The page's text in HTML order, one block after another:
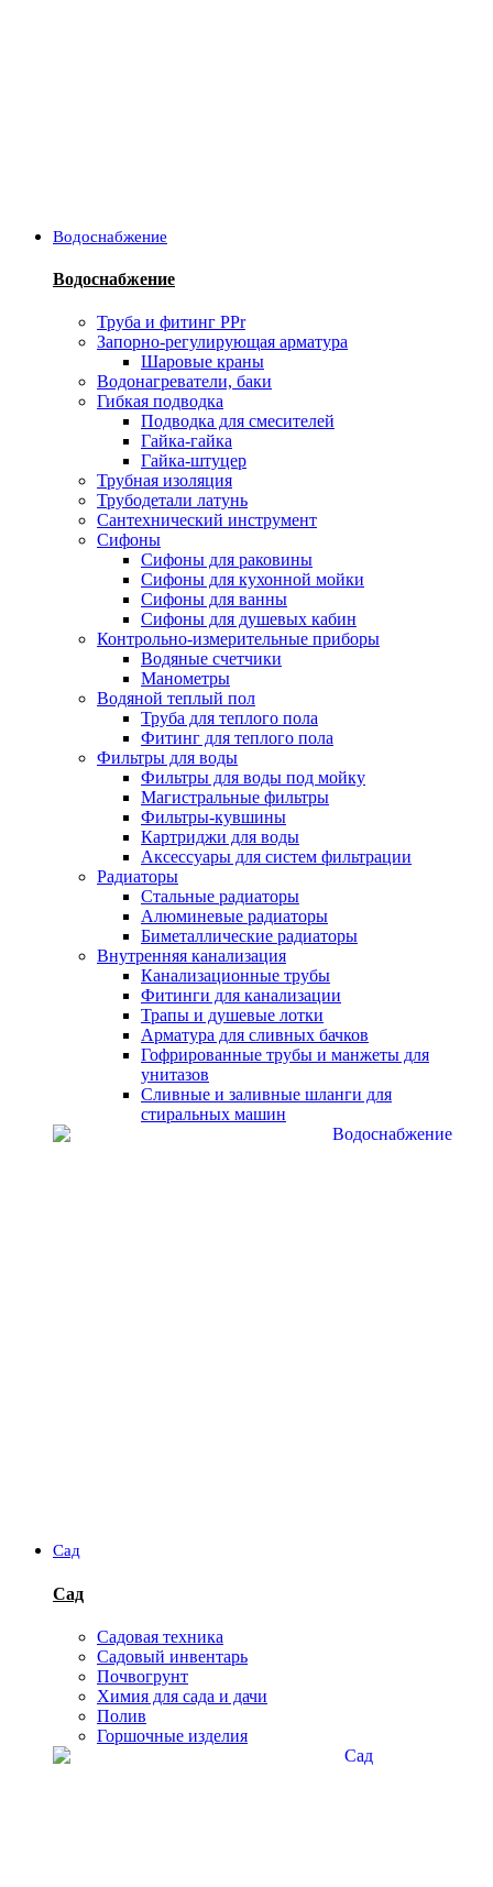
Водоснабжение
Водоснабжение
Труба и фитинг PPr
Запорно-регулирующая арматура
Шаровые краны
Водонагреватели, баки
Гибкая подводка
Подводка для смесителей
Гайка-гайка
Гайка-штуцер
Трубная изоляция
Трубодетали латунь
Сантехнический инструмент
Сифоны
Сифоны для раковины
Сифоны для кухонной мойки
Сифоны для ванны
Сифоны для душевых кабин
Контрольно-измерительные приборы
Водяные счетчики
Манометры
Водяной теплый пол
Труба для теплого пола
Фитинг для теплого пола
Фильтры для воды
Фильтры для воды под мойку
Магистральные фильтры
Фильтры-кувшины
Картриджи для воды
Аксессуары для систем фильтрации
Радиаторы
Стальные радиаторы
Алюминевые радиаторы
Биметаллические радиаторы
Внутренняя канализация
Канализационные трубы
Фитинги для канализации
Трапы и душевые лотки
Арматура для сливных бачков
Гофрированные трубы и манжеты для
унитазов
Сливные и заливные шланги для
стиральных машин
Сад
Сад
Садовая техника
Садовый инвентарь
Почвогрунт
Химия для сада и дачи
Полив
Горшочные изделия